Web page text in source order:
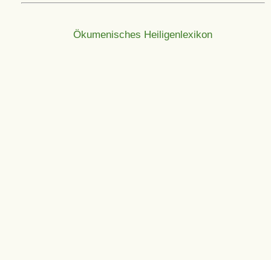
Ökumenisches Heiligenlexikon